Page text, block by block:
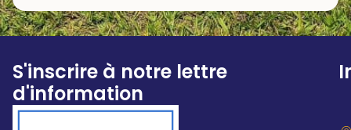
S'inscrire à notre lettre
d'information